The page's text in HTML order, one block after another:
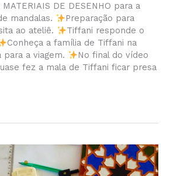
DE DESENHO para a
mandalas.
Preparação para
ao ateliê.
Tiffani responde o
Conheça a família de Tiffani na
a viagem.
No final do vídeo
fez a mala de Tiffani ficar presa